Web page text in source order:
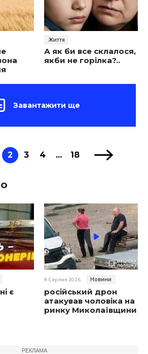
Життя
А як би все склалося,
якби не горілка?..
Завантажити ще
2 3 4 ... 18
є
4 Серпня 2026 Новини
російський дрон
атакував чоловіка на
ринку Миколаївщини
РЕКЛАМА